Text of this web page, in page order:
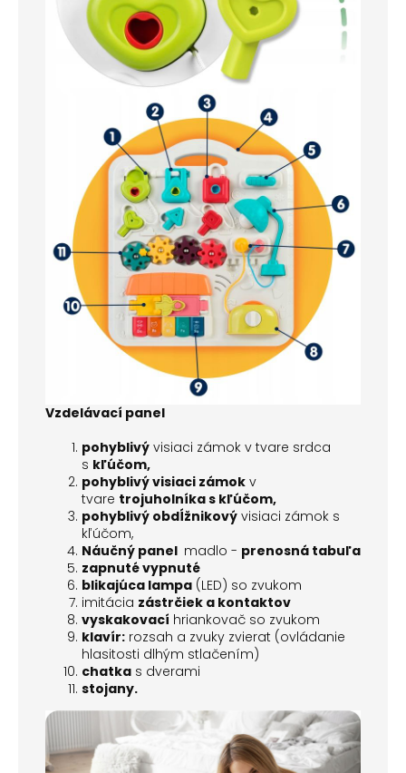
Vzdelávací panel
pohyblivý visiaci zámok v tvare srdca
s kľúčom,
pohyblivý visiaci zámok v
tvare trojuholníka s kľúčom,
pohyblivý obdĺžnikový visiaci zámok s
kľúčom,
Náučný panel madlo - prenosná tabuľa
zapnuté vypnuté
blikajúca lampa (LED) so zvukom
imitácia zástrčiek a kontaktov
vyskakovací hriankovač so zvukom
klavír: rozsah a zvuky zvierat (ovládanie
hlasitosti dlhým stlačením)
chatka s dverami
stojany.